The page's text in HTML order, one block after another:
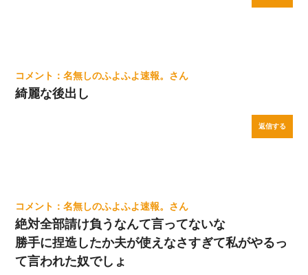
名無しのふよふよ速報。
綺麗な後出し
返信する
名無しのふよふよ速報。
絶対全部請け負うなんて言ってないな
勝手に捏造したか夫が使えなさすぎて私がやるっ
て言われた奴でしょ